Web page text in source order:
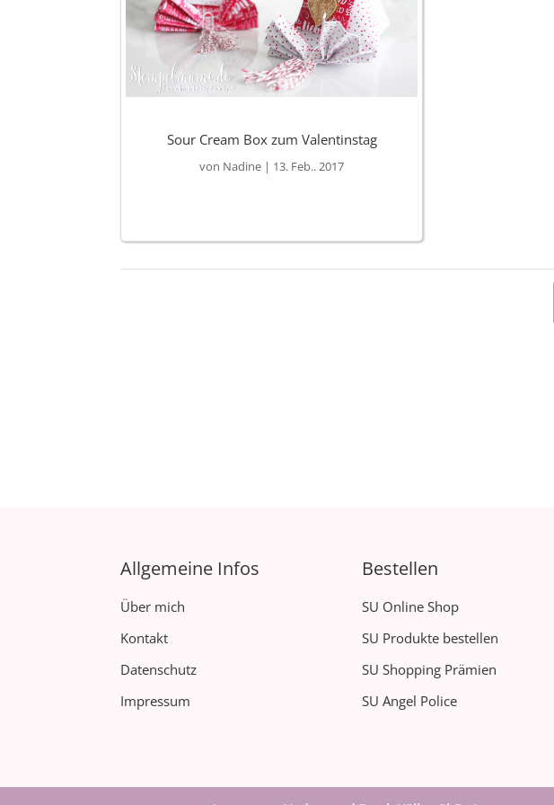
Sour Cream Box zum Valentinstag
von Nadine | 13. Feb.. 2017
Allgemeine Infos
Über mich
Kontakt
Datenschutz
Impressum
Bestellen
SU Online Shop
SU Produkte bestellen
SU Shopping Prämien
SU Angel Police